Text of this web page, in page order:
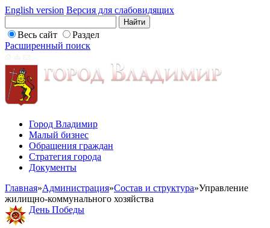
English version Версия для слабовидящих
Весь сайт
Раздел
Расширенный поиск
Город Владимир
Малый бизнес
Обращения граждан
Стратегия города
Документы
Главная»Администрация»Состав и структура»Управление
жилищно-коммунального хозяйства
День Победы